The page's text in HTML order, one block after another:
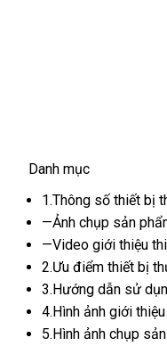
bi
thu
dam
cho
nam
gioi
Black
Dragon
Danh mục
1.Thông số thiết bị
—Ảnh chụp sản
—Video giới thiệu
2.Ưu điểm thiết bị
3.Hướng dẫn sử
4.Hình ảnh giới
5.Hình ảnh chụp